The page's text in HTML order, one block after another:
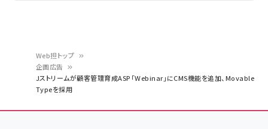
く
Web担トップ
企画広告
Jストリームが顧客管理育成ASP「Webinar」にCMS機能を追加、Movable
Typeを採用